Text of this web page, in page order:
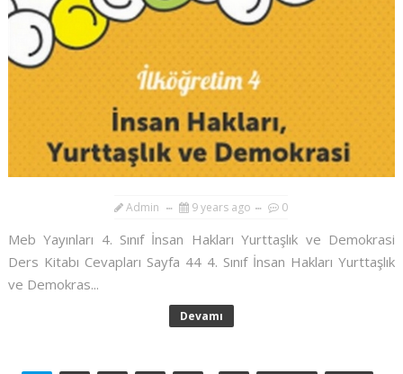
Admin 9 years ago 0
Meb Yayınları 4. Sınıf İnsan Hakları Yurttaşlık ve Demokrasi
Ders Kitabı Cevapları Sayfa 44 4. Sınıf İnsan Hakları Yurttaşlık
ve Demokras...
Devamı